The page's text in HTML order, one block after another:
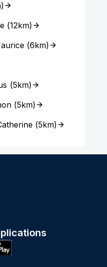
)
(12km)
(6km)
(5km)
(5km)
(5km)